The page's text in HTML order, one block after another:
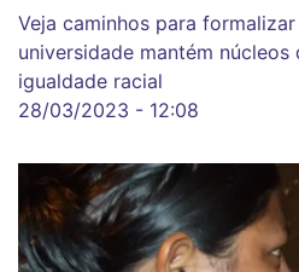
Veja caminhos para
universidade mantém núcleos
igualdade racial
28/03/2023 - 12:08